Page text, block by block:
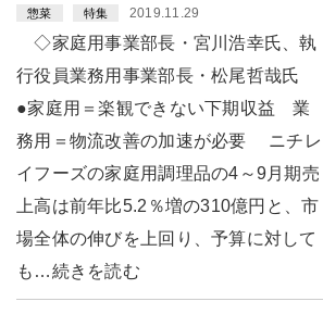
惣菜 特集 2019.11.29
◇家庭用事業部長・宮川浩幸氏、執
行役員業務用事業部長・松尾哲哉氏
●家庭用＝楽観できない下期収益 業
務用＝物流改善の加速が必要 ニチレ
イフーズの家庭用調理品の4～9月期売
上高は前年比5.2％増の310億円と、市
場全体の伸びを上回り、予算に対して
も…続きを読む